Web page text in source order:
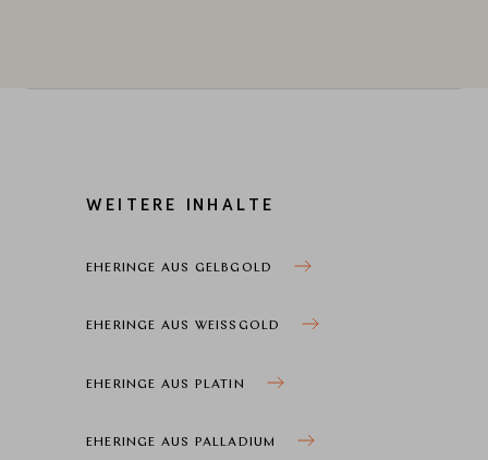
WEITERE INHALTE
EHERINGE AUS GELBGOLD
EHERINGE AUS WEISSGOLD
EHERINGE AUS PLATIN
EHERINGE AUS PALLADIUM